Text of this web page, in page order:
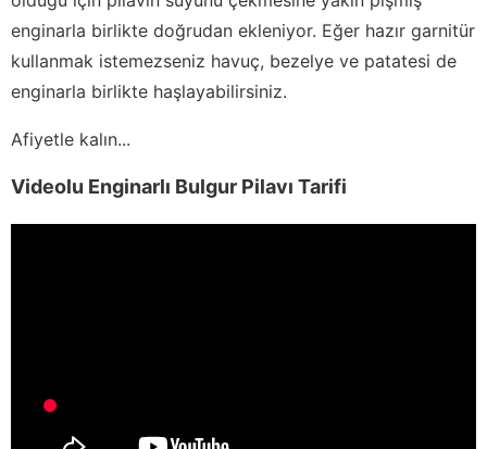
enginarla birlikte doğrudan ekleniyor. Eğer hazır garnitür
kullanmak istemezseniz havuç, bezelye ve patatesi de
enginarla birlikte haşlayabilirsiniz.
Afiyetle kalın...
Videolu Enginarlı Bulgur Pilavı Tarifi